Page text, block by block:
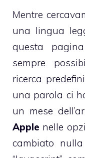
Mentre
una lingua
questa
sempre
ricerca
una parola ci
un mese
Apple nelle
cambiato